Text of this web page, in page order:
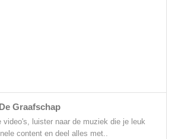
Graafschap
video's, luister naar de muziek die je leuk
content en deel alles met..